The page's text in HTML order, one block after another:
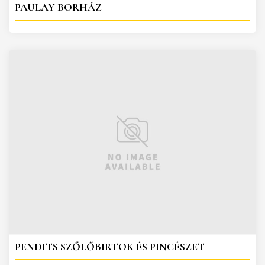
PAULAY BORHÁZ
PENDITS SZŐLŐBIRTOK ÉS PINCÉSZET